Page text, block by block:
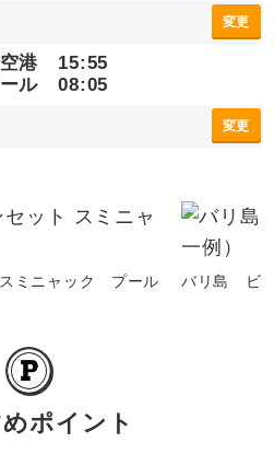
変更
港 15:55
ル 08:05
変更
ミニャック プール バリ島 ビー
ポイント